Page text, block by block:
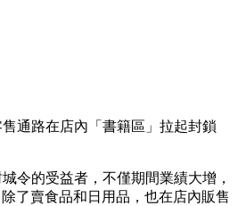
通路在店內「書籍區」拉起封鎖
令的受益者，不僅期間業績大增，
了賣食品和日用品，也在店內販售